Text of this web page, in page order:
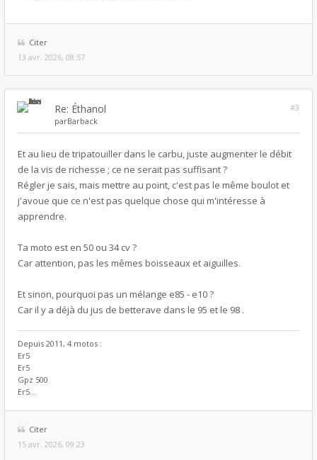
Citer
13 avr. 2026, 08:57
Re: Éthanol
#3
parBarback
Et au lieu de tripatouiller dans le carbu, juste augmenter le débit
de la vis de richesse ; ce ne serait pas suffisant ?
Régler je sais, mais mettre au point, c'est pas le même boulot et
j'avoue que ce n'est pas quelque chose qui m'intéresse à
apprendre.
Ta moto est en 50 ou 34 cv ?
Car attention, pas les mêmes boisseaux et aiguilles.
Et sinon, pourquoi pas un mélange e85 - e10 ?
Car il y a déjà du jus de betterave dans le 95 et le 98 .
Depuis 2011, 4 motos :
Er5
Er5
Gpz 500
Er5...
Citer
15 avr. 2026, 09:23